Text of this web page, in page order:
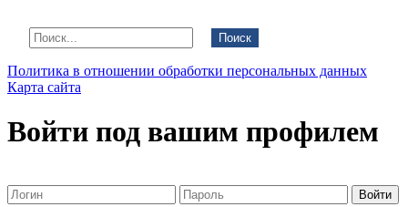
Поиск
Политика в отношении обработки персональных данных
Карта сайта
Войти под вашим профилем